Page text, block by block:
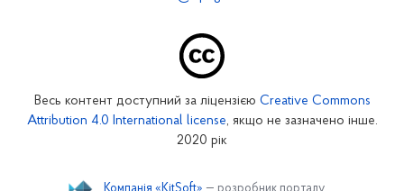
Кіровоградське відділення
Весь контент доступний за ліцензією Creative Commons
Attribution 4.0 International license, якщо не зазначено інше.
2020 рік